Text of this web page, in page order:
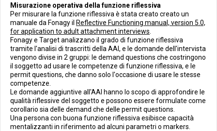
Misurazione operativa della funzione riflessiva
Per misurare la funzione riflessiva è stata creato creato un
manuale da Fonagy il Reflective Functioning manual, version 5.0,
for application to adult attachment interviews
Fonagy e Target analizzano il grado di funzione riflessiva
tramite l'analisi di trascritti della AAI, e le domande dell'intervista
vengono divise in 2 gruppi: le demand questions che costringono
il soggetto ad usare le competenze di funzione riflessiva, e le
permit questions, che danno solo l'occasione di usare le stesse
competenze.
Le domande aggiuntive all'AAI hanno lo scopo di approfondire le
qualità riflessive del soggetto e possono essere formulate come
corollario sia delle demand che delle permit questions.
Una persona con buona funzione riflessiva esibisce capacità
mentalizzanti in riferimento ad alcuni parametri o markers.